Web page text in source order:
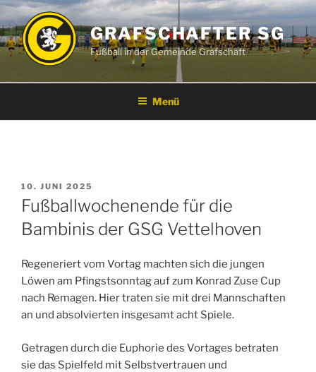
Zum
Inhalt
springen
GRAFSCHAFTER SG
Fußball in der Gemeinde Grafschaft
Menü
VERÖFFENTLICHT
AM
10. JUNI 2025
Fußballwochenende für die
Bambinis der GSG Vettelhoven
Regeneriert vom Vortag machten sich die jungen
Löwen am Pfingstsonntag auf zum Konrad Zuse Cup
nach Remagen. Hier traten sie mit drei Mannschaften
an und absolvierten insgesamt acht Spiele.
Getragen durch die Euphorie des Vortages betraten
sie das Spielfeld mit Selbstvertrauen und